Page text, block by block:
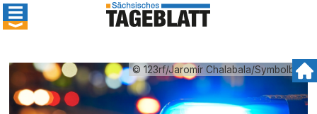
© 123rf/Jaromír Chalabala/Symbolbild